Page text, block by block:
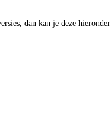
dan kan je deze hieronder